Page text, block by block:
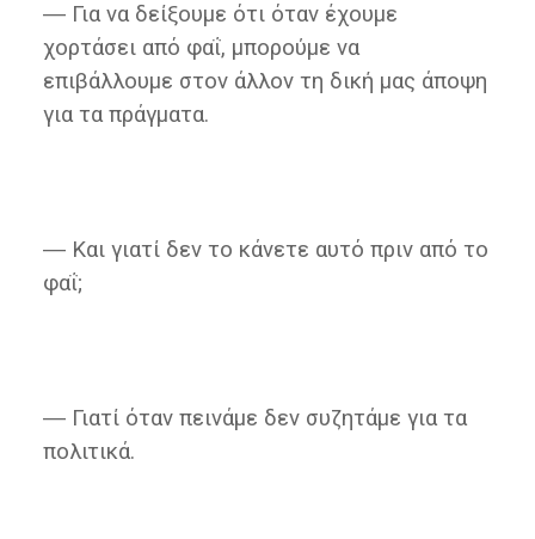
― Για να δείξουμε ότι όταν έχουμε
χορτάσει από φαΐ, μπορούμε να
επιβάλλουμε στον άλλον τη δική μας άποψη
για τα πράγματα.
― Και γιατί δεν το κάνετε αυτό πριν από το
φαΐ;
― Γιατί όταν πεινάμε δεν συζητάμε για τα
πολιτικά.